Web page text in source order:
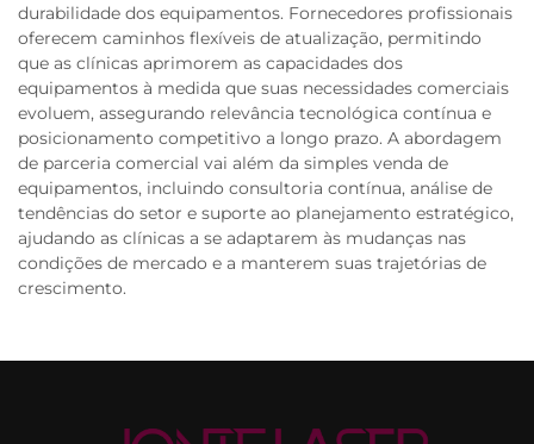
durabilidade dos equipamentos. Fornecedores profissionais
oferecem caminhos flexíveis de atualização, permitindo
que as clínicas aprimorem as capacidades dos
equipamentos à medida que suas necessidades comerciais
evoluem, assegurando relevância tecnológica contínua e
posicionamento competitivo a longo prazo. A abordagem
de parceria comercial vai além da simples venda de
equipamentos, incluindo consultoria contínua, análise de
tendências do setor e suporte ao planejamento estratégico,
ajudando as clínicas a se adaptarem às mudanças nas
condições de mercado e a manterem suas trajetórias de
crescimento.